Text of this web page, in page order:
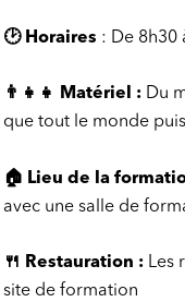
🕑 Horaires : De 8h30
👨‍👧‍👧 Matériel : Du
que tout le monde
🏠 Lieu de la
avec une salle de
🍴 Restauration : Les
site de formation